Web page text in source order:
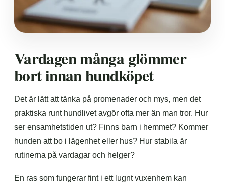
Vardagen många glömmer
bort innan hundköpet
Det är lätt att tänka på promenader och mys, men det
praktiska runt hundlivet avgör ofta mer än man tror. Hur
ser ensamhetstiden ut? Finns barn i hemmet? Kommer
hunden att bo i lägenhet eller hus? Hur stabila är
rutinerna på vardagar och helger?
En ras som fungerar fint i ett lugnt vuxenhem kan